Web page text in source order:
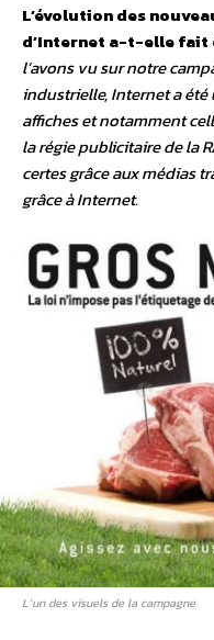
L’évolution des
d’Internet a-t-elle fait
l’avons vu sur notre
industrielle, Internet a
affiches et notamment
la régie publicitaire de la
certes grâce aux médias
grâce à Internet.
L’un des visuels de la campagne